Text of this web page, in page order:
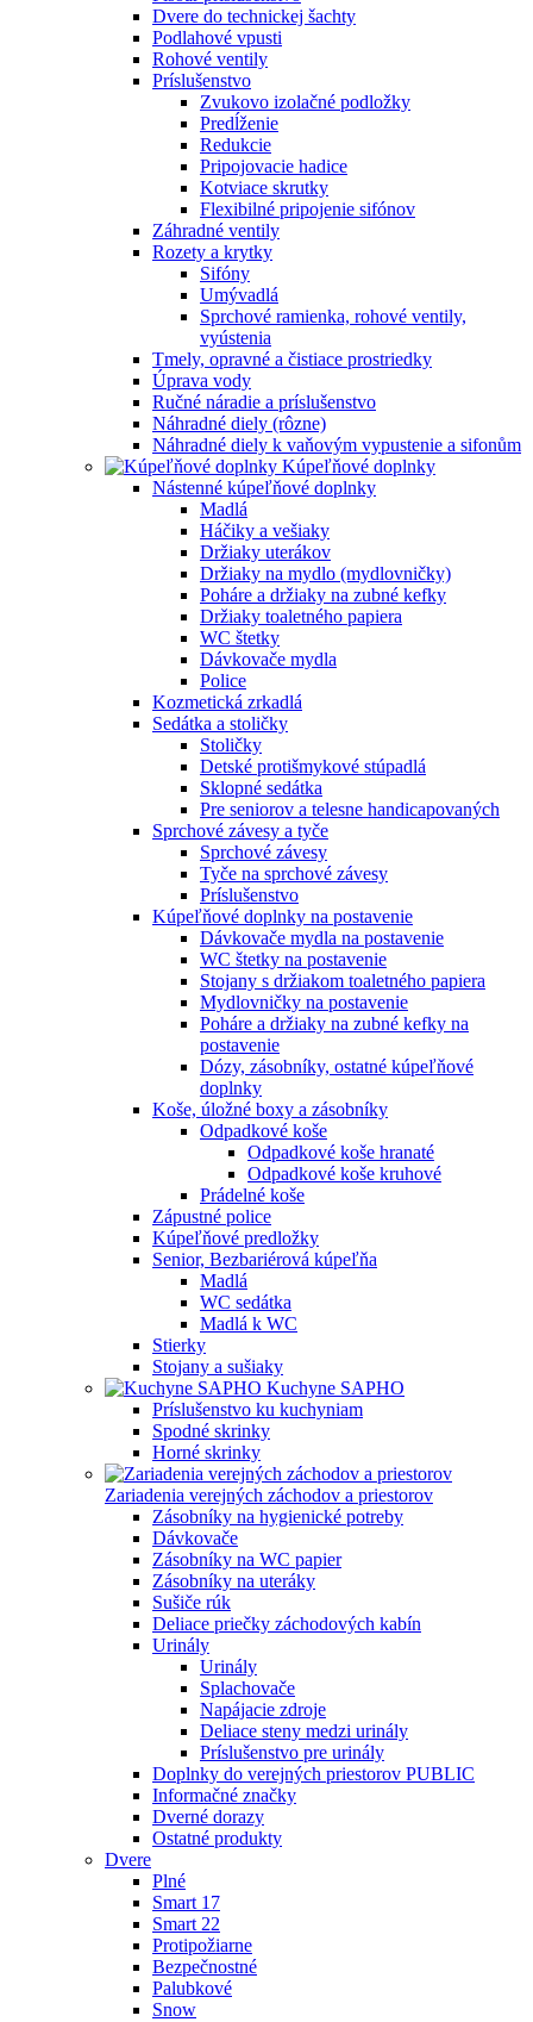
Dvere do technickej šachty
Podlahové vpusti
Rohové ventily
Príslušenstvo
Zvukovo izolačné podložky
Predĺženie
Redukcie
Pripojovacie hadice
Kotviace skrutky
Flexibilné pripojenie sifónov
Záhradné ventily
Rozety a krytky
Sifóny
Umývadlá
Sprchové ramienka, rohové ventily,
vyústenia
Tmely, opravné a čistiace prostriedky
Úprava vody
Ručné náradie a príslušenstvo
Náhradné diely (rôzne)
Náhradné diely k vaňovým vypustenie a sifonům
Kúpeľňové doplnky
Nástenné kúpeľňové doplnky
Madlá
Háčiky a vešiaky
Držiaky uterákov
Držiaky na mydlo (mydlovničky)
Poháre a držiaky na zubné kefky
Držiaky toaletného papiera
WC štetky
Dávkovače mydla
Police
Kozmetická zrkadlá
Sedátka a stoličky
Stoličky
Detské protišmykové stúpadlá
Sklopné sedátka
Pre seniorov a telesne handicapovaných
Sprchové závesy a tyče
Sprchové závesy
Tyče na sprchové závesy
Príslušenstvo
Kúpeľňové doplnky na postavenie
Dávkovače mydla na postavenie
WC štetky na postavenie
Stojany s držiakom toaletného papiera
Mydlovničky na postavenie
Poháre a držiaky na zubné kefky na
postavenie
Dózy, zásobníky, ostatné kúpeľňové
doplnky
Koše, úložné boxy a zásobníky
Odpadkové koše
Odpadkové koše hranaté
Odpadkové koše kruhové
Prádelné koše
Zápustné police
Kúpeľňové predložky
Senior, Bezbariérová kúpeľňa
Madlá
WC sedátka
Madlá k WC
Stierky
Stojany a sušiaky
Kuchyne SAPHO
Príslušenstvo ku kuchyniam
Spodné skrinky
Horné skrinky
Zariadenia verejných záchodov a priestorov
Zásobníky na hygienické potreby
Dávkovače
Zásobníky na WC papier
Zásobníky na uteráky
Sušiče rúk
Deliace priečky záchodových kabín
Urinály
Urinály
Splachovače
Napájacie zdroje
Deliace steny medzi urinály
Príslušenstvo pre urinály
Doplnky do verejných priestorov PUBLIC
Informačné značky
Dverné dorazy
Ostatné produkty
Dvere
Plné
Smart 17
Smart 22
Protipožiarne
Bezpečnostné
Palubkové
Snow